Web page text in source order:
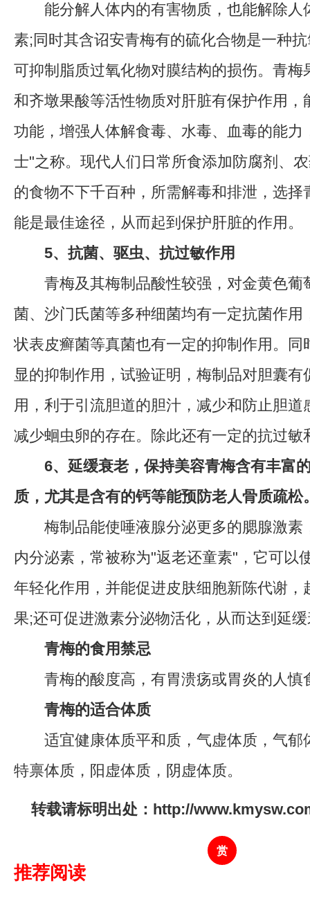
能分解人体内的有害物质，也能解除人
素;同时其含诏安青梅有的硫化合物是一种
可抑制脂质过氧化物对膜结构的损伤。青梅
和齐墩果酸等活性物质对肝脏有保护作用，
功能，增强人体解食毒、水毒、血毒的能力
士"之称。现代人们日常所食添加防腐剂、
的食物不下千百种，所需解毒和排泄，选择
能是最佳途径，从而起到保护肝脏的作用。
5、抗菌、驱虫、抗过敏作用
青梅及其梅制品酸性较强，对金黄色葡
菌、沙门氏菌等多种细菌均有一定抗菌作用
状表皮癣菌等真菌也有一定的抑制作用。同
显的抑制作用，试验证明，梅制品对胆囊有
用，利于引流胆道的胆汁，减少和防止胆道
减少蛔虫卵的存在。除此还有一定的抗过敏
6、延缓衰老，保持美容青梅含有丰富
质，尤其是含有的钙等能预防老人骨质疏松
梅制品能使唾液腺分泌更多的腮腺激素
内分泌素，常被称为"返老还童素"，它可以
年轻化作用，并能促进皮肤细胞新陈代谢，
果;还可促进激素分泌物活化，从而达到延
青梅的食用禁忌
青梅的酸度高，有胃溃疡或胃炎的人慎
青梅的适合体质
适宜健康体质平和质，气虚体质，气郁
特禀体质，阳虚体质，阴虚体质。
转载请标明出处：http://
赏
推荐阅读